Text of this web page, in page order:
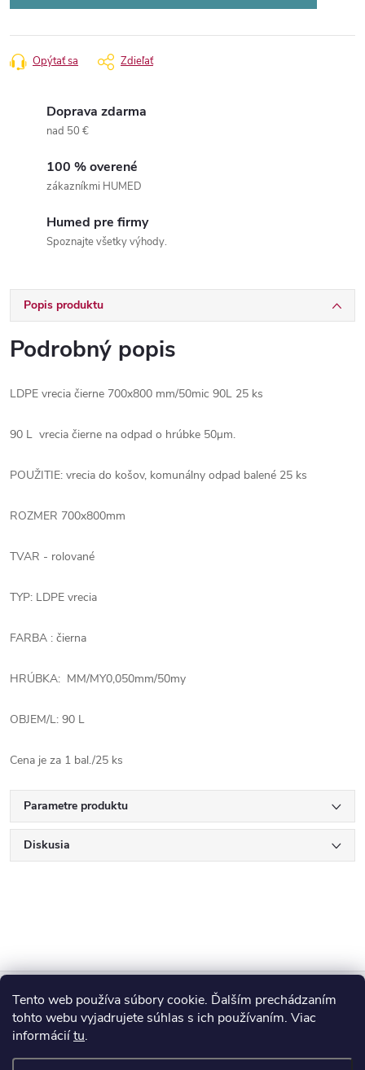
Tento web používa súbory cookie. Ďalším prechádzaním
tohto webu vyjadrujete súhlas s ich používaním. Viac
informáciítu.
Opýtať sa Zdieľať
Doprava zdarma
nad 50 €
100 % overené
zákazníkmi HUMED
Humed pre firmy
Spoznajte všetky výhody.
Popis produktu
Podrobný popis
LDPE vrecia čierne 700x800 mm/50mic 90L 25 ks
90 L vrecia čierne na odpad o hrúbke 50μm.
POUŽITIE: vrecia do košov, komunálny odpad balené 25 ks
ROZMER 700x800mm
TVAR - rolované
TYP: LDPE vrecia
FARBA : čierna
HRÚBKA: MM/MY0,050mm/50my
OBJEM/L: 90 L
Cena je za 1 bal./25 ks
Parametre produktu
Diskusia
Z
áBlog
Informácie pre vás